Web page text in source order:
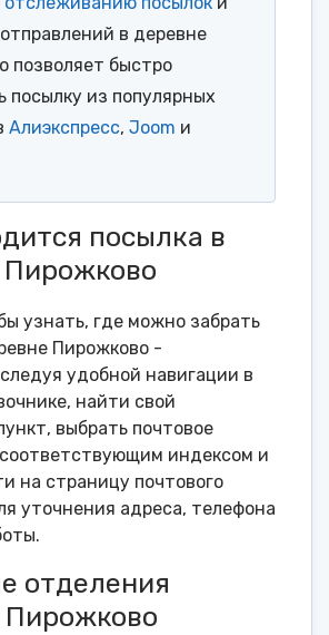
в деревне
позволяет быстро
посылку из популярных
Алиэкспресс, Joom и
посылка в
узнать, где можно забрать
Пирожково -
удобной навигации в
найти свой
выбрать почтовое
индексом и
на страницу почтового
уточнения адреса, телефона
отделения
Пирожково